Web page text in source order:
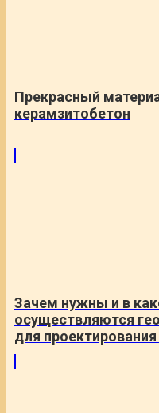
Прекрасный
керамзитобетон
Зачем нужны и в
осуществляются
для